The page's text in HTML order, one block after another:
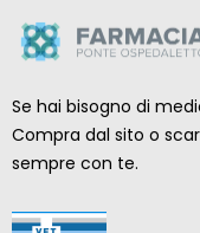
Se hai bisogno di
Compra dal sito o
sempre con te.